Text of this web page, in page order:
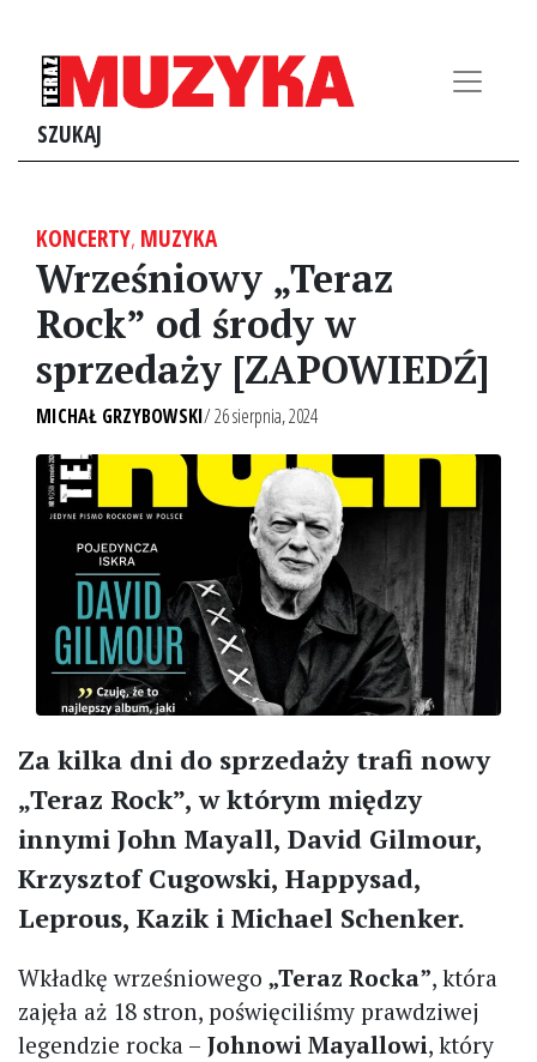
SZUKAJ
KONCERTY, MUZYKA
Wrześniowy „Teraz
Rock” od środy w
sprzedaży [ZAPOWIEDŹ]
MICHAŁ GRZYBOWSKI/ 26 sierpnia, 2024
Za kilka dni do sprzedaży trafi nowy
„Teraz Rock”, w którym między
innymi John Mayall, David Gilmour,
Krzysztof Cugowski, Happysad,
Leprous, Kazik i Michael Schenker.
Wkładkę wrześniowego „Teraz Rocka”, która
zajęła aż 18 stron, poświęciliśmy prawdziwej
legendzie rocka – Johnowi Mayallowi, który